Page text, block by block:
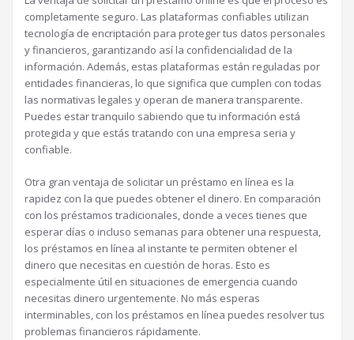
completamente seguro. Las plataformas confiables utilizan
tecnología de encriptación para proteger tus datos personales
y financieros, garantizando así la confidencialidad de la
información. Además, estas plataformas están reguladas por
entidades financieras, lo que significa que cumplen con todas
las normativas legales y operan de manera transparente.
Puedes estar tranquilo sabiendo que tu información está
protegida y que estás tratando con una empresa seria y
confiable.
Otra gran ventaja de solicitar un préstamo en línea es la
rapidez con la que puedes obtener el dinero. En comparación
con los préstamos tradicionales, donde a veces tienes que
esperar días o incluso semanas para obtener una respuesta,
los préstamos en línea al instante te permiten obtener el
dinero que necesitas en cuestión de horas. Esto es
especialmente útil en situaciones de emergencia cuando
necesitas dinero urgentemente. No más esperas
interminables, con los préstamos en línea puedes resolver tus
problemas financieros rápidamente.